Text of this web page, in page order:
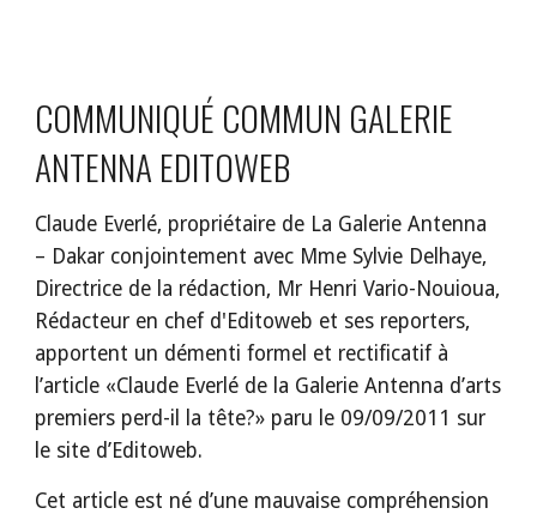
COMMUNIQUÉ COMMUN GALERIE
ANTENNA EDITOWEB
Claude Everlé, propriétaire de La Galerie Antenna
– Dakar conjointement avec Mme Sylvie Delhaye,
Directrice de la rédaction, Mr Henri Vario-Nouioua,
Rédacteur en chef d'Editoweb et ses reporters,
apportent un démenti formel et rectificatif à
l’article «Claude Everlé de la Galerie Antenna d’arts
premiers perd-il la tête?» paru le 09/09/2011 sur
le site d’Editoweb.
Cet article est né d’une mauvaise compréhension